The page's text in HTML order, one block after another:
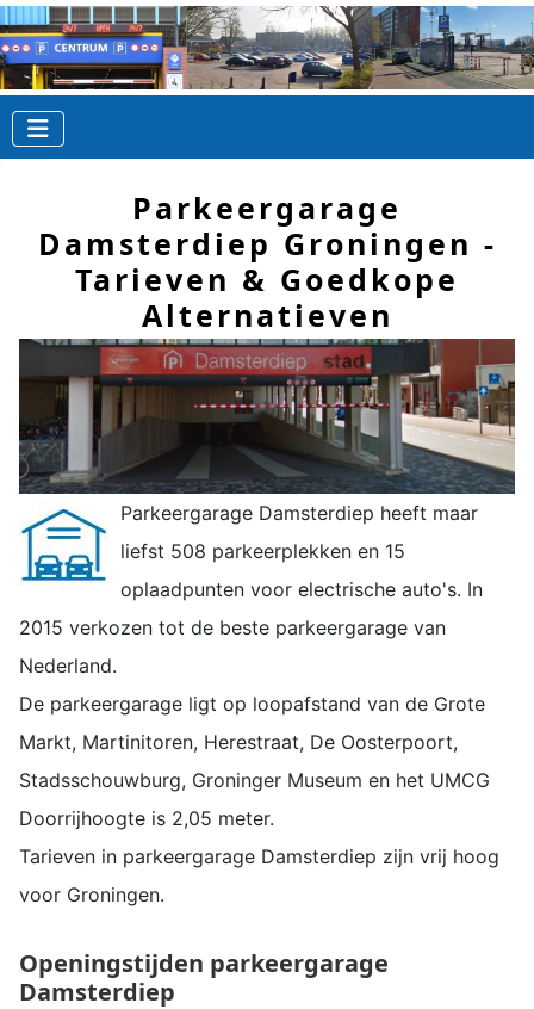
Parkeergarage
Damsterdiep Groningen -
Tarieven & Goedkope
Alternatieven
Parkeergarage Damsterdiep heeft maar
liefst 508 parkeerplekken en 15
oplaadpunten voor electrische auto's. In
2015 verkozen tot de beste parkeergarage van
Nederland.
De parkeergarage ligt op loopafstand van de Grote
Markt, Martinitoren, Herestraat, De Oosterpoort,
Stadsschouwburg, Groninger Museum en het UMCG
Doorrijhoogte is 2,05 meter.
Tarieven in parkeergarage Damsterdiep zijn vrij hoog
voor Groningen.
Openingstijden parkeergarage
Damsterdiep